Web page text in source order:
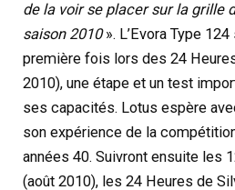
de la voir se placer sur la grille
saison 2010». L’Evora Type 124
première fois lors des 24
2010), une étape et un test
ses capacités. Lotus espère
son expérience de la
années 40. Suivront ensuite les
(août 2010), les 24 Heures de